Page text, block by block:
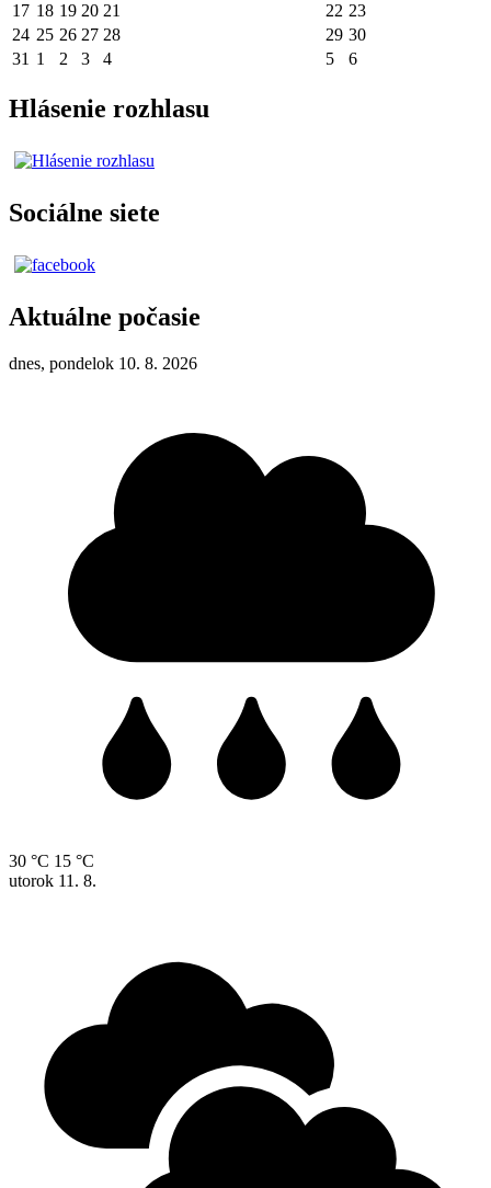
17 18 19 20 21 22 23
24 25 26 27 28 29 30
31 1 2 3 4 5 6
Hlásenie rozhlasu
Sociálne siete
Aktuálne počasie
dnes, pondelok 10. 8. 2026
30 °C 15 °C
utorok 11. 8.